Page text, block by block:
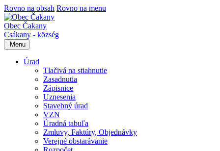
Rovno na obsah Rovno na menu
Obec Čakany
Csákany - község
Menu
Úrad
Tlačivá na stiahnutie
Zasadnutia
Zápisnice
Uznesenia
Stavebný úrad
VZN
Úradná tabuľa
Zmluvy, Faktúry, Objednávky
Verejné obstarávanie